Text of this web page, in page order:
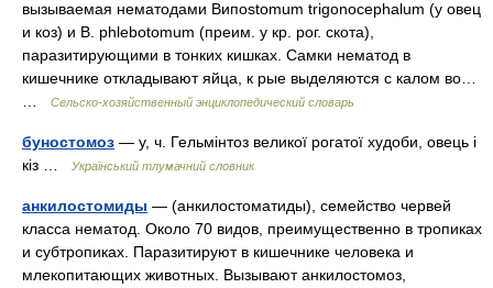
вызываемая нематодами Випоstomum trigonocephalum (у овец
и коз) и В. phlebotomum (преим. у кр. рог. скота),
паразитирующими в тонких кишках. Самки нематод в
кишечнике откладывают яйца, к рые выделяются с калом во…
Сельско-хозяйственный энциклопедический словарь
буностомоз — у, ч. Гельмінтоз великої рогатої худоби, овець і
кіз …
Український тлумачний словник
анкилостомиды — (анкилостоматиды), семейство червей
класса нематод. Около 70 видов, преимущественно в тропиках
и субтропиках. Паразитируют в кишечнике человека и
млекопитающих животных. Вызывают анкилостомоз,